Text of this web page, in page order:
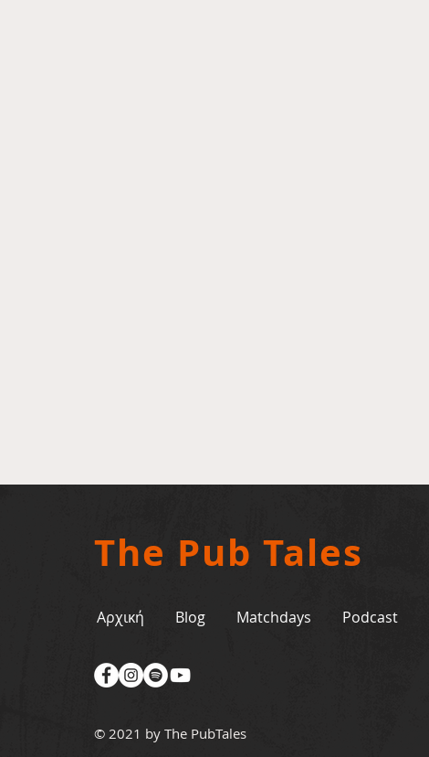
The Pub Tales
Αρχική Blog Matchdays Podcast
© 2021 by The PubTales